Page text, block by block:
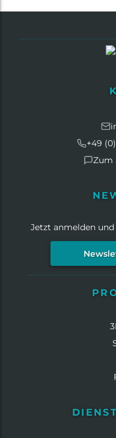
+49
Zum
Jetzt anmelden